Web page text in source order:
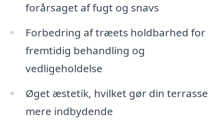
forårsaget af fugt og snavs
Forbedring af træets holdbarhed for
fremtidig behandling og
vedligeholdelse
Øget æstetik, hvilket gør din terrasse
mere indbydende